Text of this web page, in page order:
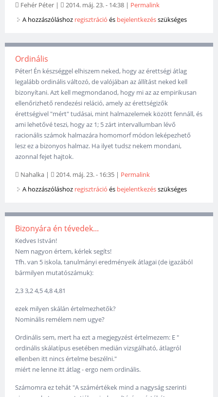
Fehér Péter | 2014. máj. 23. - 14:38 | Permalink
A hozzászóláshoz regisztráció és bejelentkezésszükséges
Ordinális
Péter! Én készséggel elhiszem neked, hogy az érettségi átlag
legalább ordinális változó, de valójában az állítást neked kell
bizonyítani. Azt kell megmondanod, hogy mi az az empirikusan
ellenőrizhető rendezési reláció, amely az érettségizők
érettségivel "mért" tudásai, mint halmazelemek között fennáll, és
ami lehetővé teszi, hogy az 1; 5 zárt intervallumban lévő
racionális számok halmazára homomorf módon leképezhető
lesz ez a bizonyos halmaz. Ha ilyet tudsz nekem mondani,
azonnal fejet hajtok.
Nahalka | 2014. máj. 23. - 16:35 | Permalink
A hozzászóláshoz regisztráció és bejelentkezésszükséges
Bizonyára én tévedek...
Kedves István!
Nem nagyon értem, kérlek segíts!
Tfh. van 5 iskola, tanulmányi eredményeik átlagai (de igazából
bármilyen mutatószámuk):
2,3 3,2 4,5 4,8 4,81
ezek milyen skálán értelmezhetők?
Nominális remélem nem ugye?
Ordinális sem, mert ha ezt a megjegyzést értelmezem: E "
ordinális skálatípus esetében medián vizsgálható, átlagról
ellenben itt nincs értelme beszélni."
miért ne lenne itt átlag - ergo nem ordinális.
Számomra ez tehát "A számértékek mind a nagyság szerinti